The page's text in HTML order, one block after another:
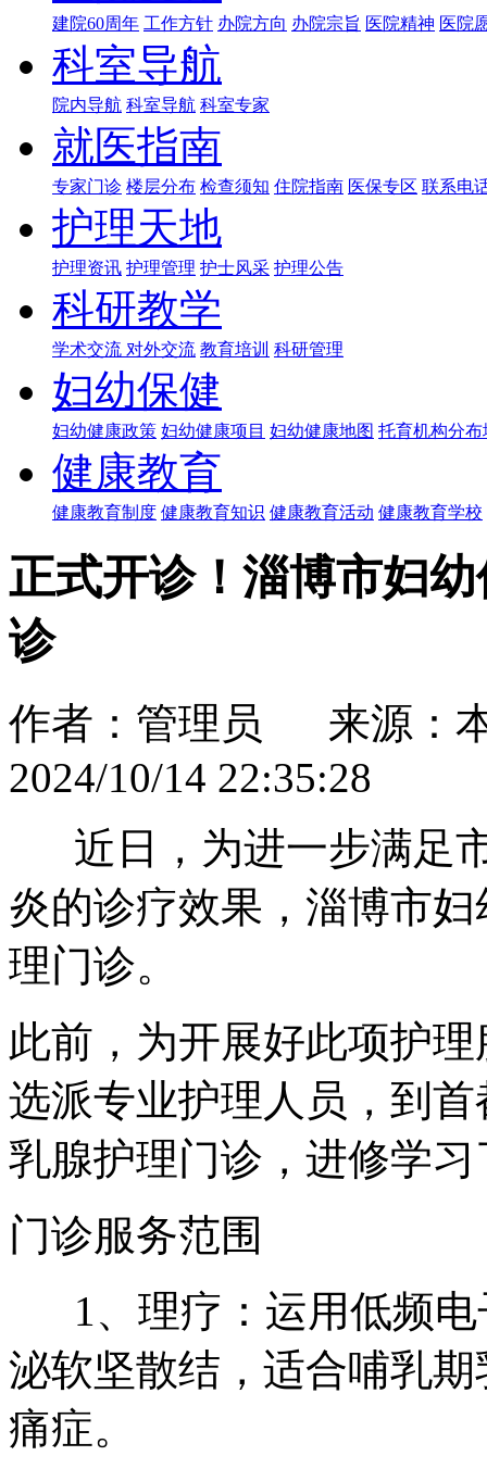
建院60周年 工作方针 办院方向 办院宗旨 医院精神 医院
科室导航
院内导航 科室导航 科室专家
就医指南
专家门诊 楼层分布 检查须知 住院指南 医保专区 联系电
护理天地
护理资讯 护理管理 护士风采 护理公告
科研教学
学术交流 对外交流 教育培训 科研管理
妇幼保健
妇幼健康政策 妇幼健康项目 妇幼健康地图 托育机构分布
健康教育
健康教育制度 健康教育知识 健康教育活动 健康教育学校
正式开诊！淄博市妇
诊
作者：管理员 来源：
2024/10/14 22:35:28
近日，为进一步满足
炎的诊疗效果，淄博市
理门诊。
此前，为开展好此项护
选派专业护理人员，到
乳腺护理门诊，进修学
门诊服务范围
1、理疗：运用低频电
泌软坚散结，适合哺乳
痛症。